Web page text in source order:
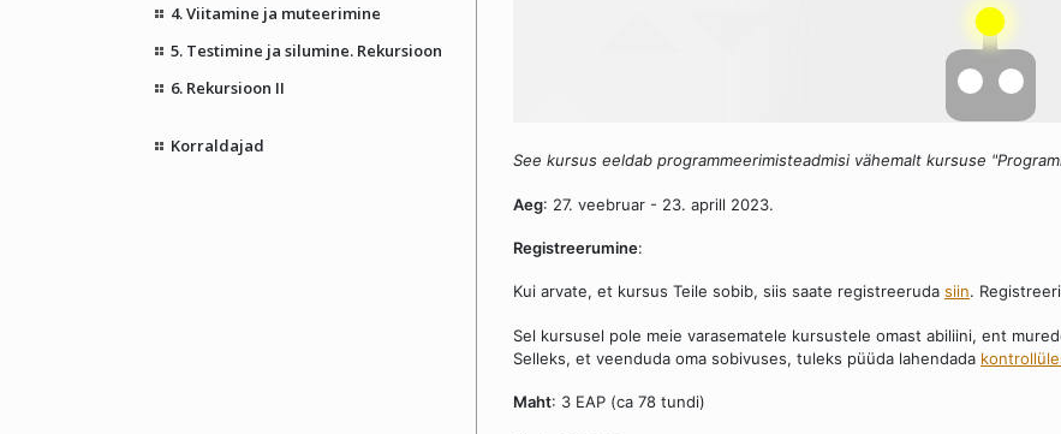
4. Viitamine ja muteerimine
5. Testimine ja silumine. Rekursioon
6. Rekursioon II
Korraldajad
See kursus eeldab programmeerimisteadmisi vähemalt kursuse
Aeg: 27. veebruar - 23. aprill 2023.
Registreerumine:
Kui arvate, et kursus Teile sobib, siis saate registreeruda siin.
Sel kursusel pole meie varasematele kursustele omast abiliini, ent
Selleks, et veenduda oma sobivuses, tuleks püüda lahendada
Maht: 3 EAP (ca 78 tundi)